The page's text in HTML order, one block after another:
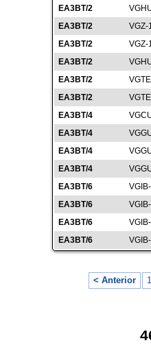
EA3BT/2
EA3BT/2
VGZ-
EA3BT/2
VGZ-
EA3BT/2
EA3BT/2
EA3BT/2
EA3BT/4
EA3BT/4
EA3BT/4
EA3BT/4
EA3BT/6
EA3BT/6
EA3BT/6
EA3BT/6
< Anterior 1